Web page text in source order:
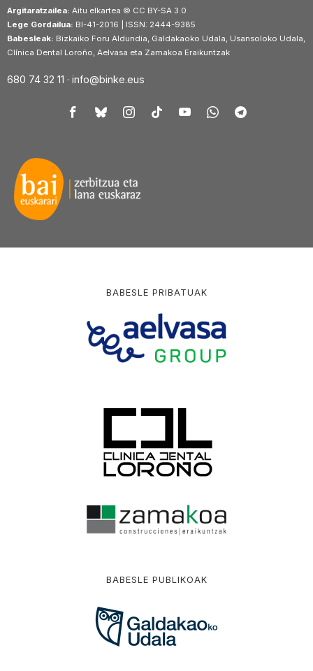
Argitaratzailea: Aitu elkartea © CC BY-SA 3.0
Lege Gordailua: BI-41-2016 | ISSN: 2444-9385
Babesleak: Bizkaiko Foru Aldundia, Galdakaoko Udala, Usansoloko Udala,
Clínica Dental Loroño, Aelvasa eta Zamakoa Eraikuntzak
680 74 32 11 · info@binke.eus
BABESLE PRIBATUAK
BABESLE PUBLIKOAK